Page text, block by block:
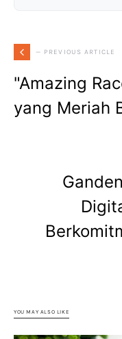
— PREVIOUS ARTICLE
"Amazing
yang Meriah
YOU MAY ALSO LIKE